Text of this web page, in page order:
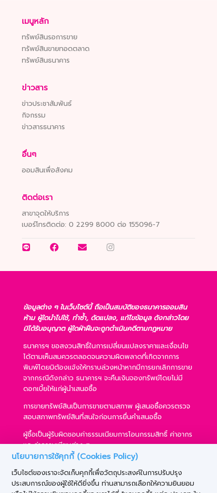
นโยบายการใช้คุกกี้ (Cookies Policy)
เว็บไซต์ของเราจะจัดเก็บคุกกี้เพื่อวัตถุประสงค์ในการปรับปรุง
ประสบการณ์ของผู้ใช้ให้ดียิ่งขึ้น ท่านสามารถเลือกให้ความยินยอม
เมนูหลัก
ทรัพย์สินรอการขาย
ทรัพย์สินขายทอดตลาด
ทรัพย์สินธนาคาร
ข่าวสาร
ข่าวประชาสัมพันธ์
กิจกรรม
ข่าวสารธนาคาร
อื่นๆ
ออมสินเพื่อสังคม
ติดต่อเรา
สาขาจุดให้บริการ
เบอร์โทรติดต่อ: 0 2299 8000 ต่อ 155096-7
ข้อมูลต่าง ๆ ในเว็บไซต์นี้ ถือเป็นสมบัติของธนาคารออมสิน
ห้าม ผู้ใดนำไปใช้, ทำซ้ำ, ดัดแปลง, แก้ไขข้อมูล ดังกล่าวโดย
มิได้รับอนุญาต ผู้ใดฝ่าฝืนจะถูกดำเนินคดีตามกฎหมาย
ธนาคารฯ ขอสงวนสิทธิ์ในการเปลี่ยนแปลงราคาและเงื่อนไข
ได้ตามเห็นสมควรตลอดจนความผิดพลาดที่เกิดจากการ
พิมพ์โดยมิต้องแจ้งให้ทราบล่วงหน้าหากมีการยกเลิกการขาย
จากกรณีดังกล่าว ธนาคารฯ จะคืนเงินจองทรัพย์โดยไม่มี
ดอกเบี้ยให้แก่ผู้นำเสนอซื้อ
การขายทรัพย์สินเป็นการขายตามสภาพ ผู้เสนอซื้อควรตรวจ
สอบสภาพทรัพย์สินที่สนใจก่อนการยื่นคำเสนอซื้อ
ผู้ซื้อเป็นผู้รับผิดชอบค่าธรรมเนียมการโอนกรรมสิทธิ์ ค่าอากร
และค่าธรรมเนียมต่าง ๆ
ผู้ซื้อสามารถขอสินเชื่อได้ตามหลักเกณฑ์ของธนาคารฯ และ
การเสนอซื้อไม่เป็นเงื่อนไขในการพิจารณาอนุมัติสินเชื่อ
ธนาคารฯ ขอสงวนสิทธิ์ที่จะขายทรัพย์สินให้กับผู้เสนอซื้อราย